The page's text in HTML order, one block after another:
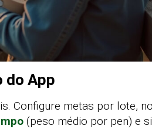
do App
Configure metas por lote,
(peso médio por pen) e